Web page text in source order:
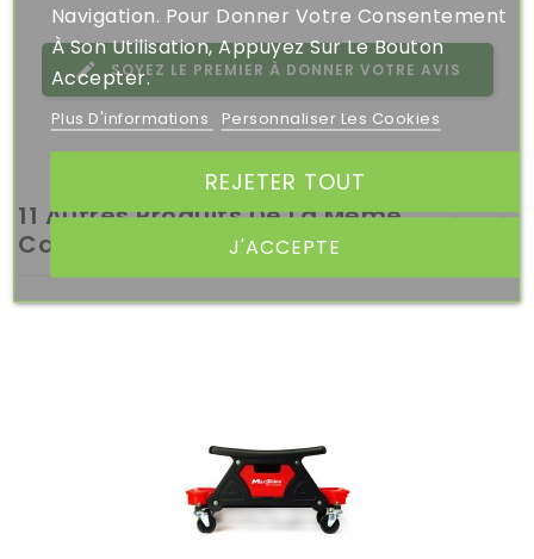
SOYEZ LE PREMIER À DONNER VOTRE AVIS
11 Autres Produits De La Même
Catégorie:
Navigation. Pour Donner Votre Consentement
À Son Utilisation, Appuyez Sur Le Bouton
Accepter.
Plus D'informations Personnaliser Les Cookies
REJETER TOUT
J'ACCEPTE